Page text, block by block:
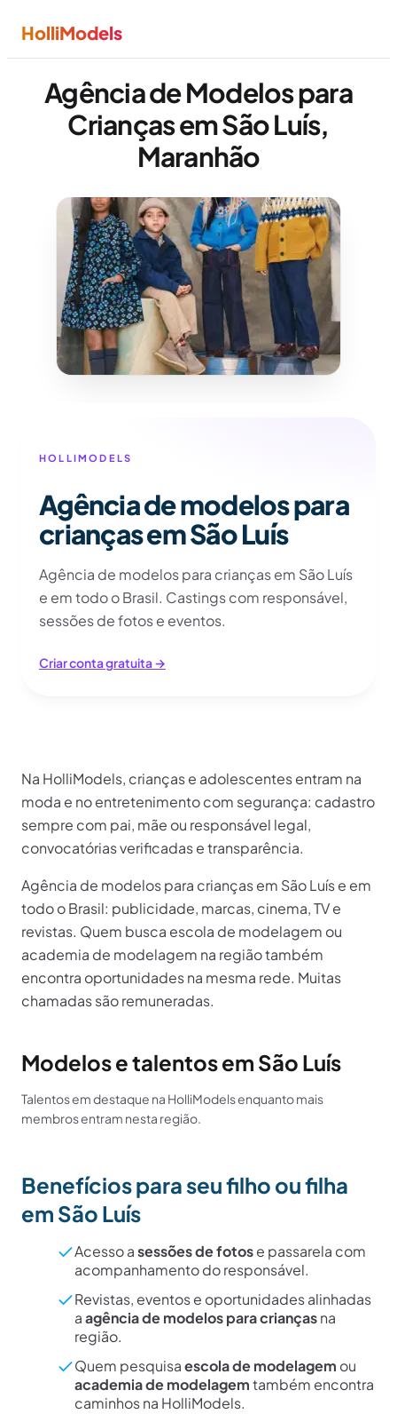
HolliModels
Agência de Modelos para
Crianças em São Luís,
Maranhão
HOLLIMODELS
Agência de modelos para
crianças em São Luís
Agência de modelos para crianças em São Luís
e em todo o Brasil. Castings com responsável,
sessões de fotos e eventos.
Criar conta gratuita →
Na HolliModels, crianças e adolescentes entram na
moda e no entretenimento com segurança: cadastro
sempre com pai, mãe ou responsável legal,
convocatórias verificadas e transparência.
Agência de modelos para crianças em São Luíse em
todo oBrasil: publicidade, marcas, cinema, TV e
revistas. Quem busca escola de modelagem ou
academia de modelagem na região também
encontra oportunidades na mesma rede. Muitas
chamadas são remuneradas.
Modelos e talentos em São Luís
Talentos em destaque na HolliModels enquanto mais
membros entram nesta região.
Benefícios para seu filho ou filha
em São Luís
Acesso asessões de fotose passarela com
acompanhamento do responsável.
Revistas, eventos e oportunidades alinhadas
aagência de modelos para criançasna
região.
Quem pesquisaescola de modelagem ou
academia de modelagemtambém encontra
caminhos na HolliModels.